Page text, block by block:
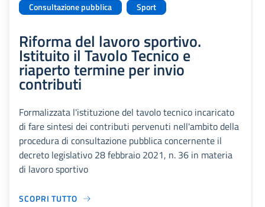
Consultazione pubblica
Sport
Riforma del lavoro sportivo.
Istituito il Tavolo Tecnico e
riaperto termine per invio
contributi
Formalizzata l'istituzione del tavolo tecnico incaricato
di fare sintesi dei contributi pervenuti nell'ambito della
procedura di consultazione pubblica concernente il
decreto legislativo 28 febbraio 2021, n. 36 in materia
di lavoro sportivo
SCOPRI TUTTO